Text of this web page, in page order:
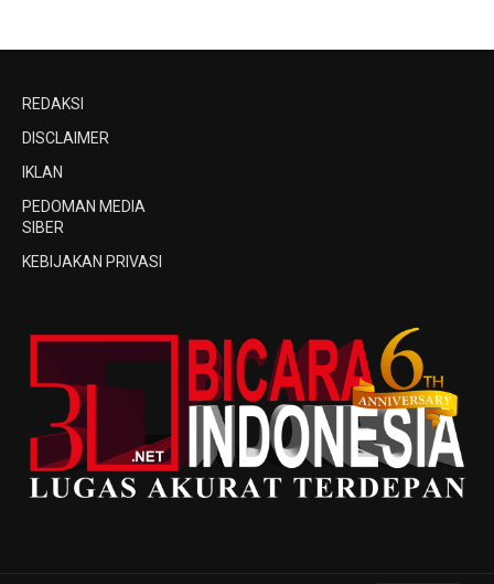
REDAKSI
DISCLAIMER
IKLAN
PEDOMAN MEDIA
SIBER
KEBIJAKAN PRIVASI